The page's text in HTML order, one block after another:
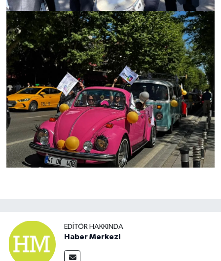
EDITÖR HAKKINDA
Haber Merkezi